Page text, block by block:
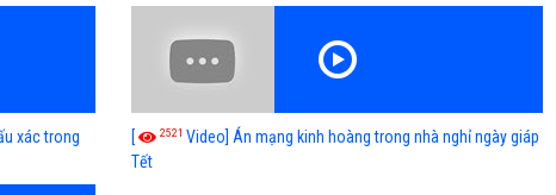
xác trong
[ 2521 Video] Án mạng kinh hoàng trong nhà nghỉ ngày giáp
Tết